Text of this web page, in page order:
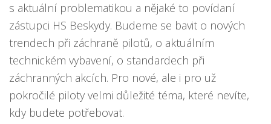
s aktuální problematikou a nějaké to povídaní
zástupci HS Beskydy. Budeme se bavit o nových
trendech při záchraně pilotů, o aktuálním
technickém vybavení, o standardech při
záchranných akcích. Pro nové, ale i pro už
pokročilé piloty velmi důležité téma, které nevíte,
kdy budete potřebovat.